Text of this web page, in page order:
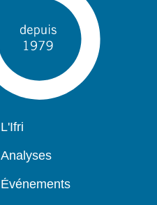
Navigation
L'Ifri
Analyses
Événements